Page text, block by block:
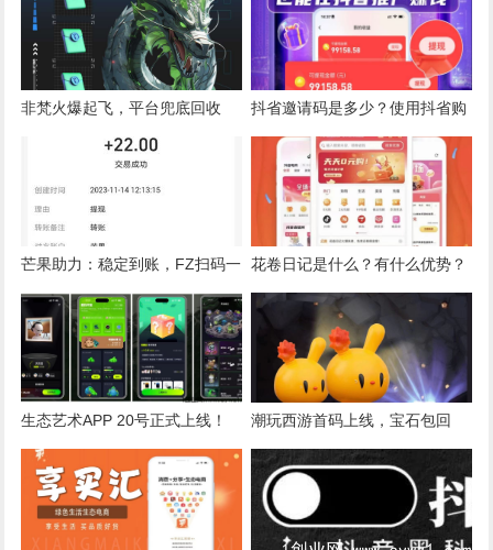
非梵火爆起飞，平台兜底回收
抖省邀请码是多少？使用抖省购
物是否安全呢？社交电商新赛
道，限时直升顶级！
芒果助力：稳定到账，FZ扫码一
单4-8元，邀请无限代
花卷日记是什么？有什么优势？
生态艺术APP 20号正式上线！
全新卷轴模式，APP内各种应用
NFT+竞拍+拼团+游戏，绝对的
好项目 全网首发 实力对接
潮玩西游首码上线，宝石包回
收，潮玩宇宙升级版潮玩西游